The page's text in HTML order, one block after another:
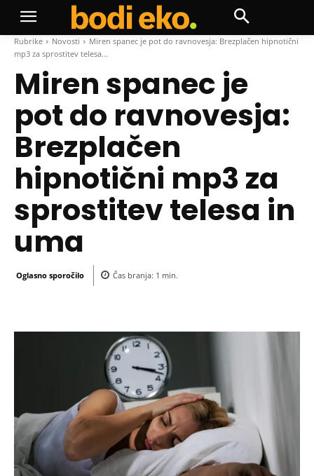
Rubrike Novosti
Miren spanec je pot do ravnovesja: Brezplačen hipnotični
mp3 za sprostitev telesa...
Miren spanec je
pot do ravnovesja:
Brezplačen
hipnotični mp3 za
sprostitev telesa in
uma
Oglasno sporočilo Čas branja: 1 min.